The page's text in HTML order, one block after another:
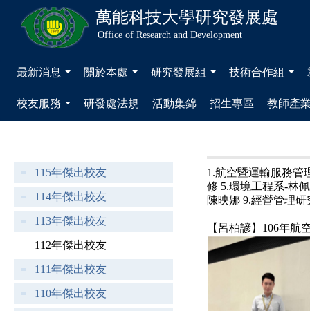
萬能科技大學研究發展處
Office of Research and Development
最新消息 關於本處 研究發展組 技術合作組
校友服務 研發處法規 活動集錦 招生專區 教師產
115年傑出校友
114年傑出校友
113年傑出校友
112年傑出校友
111年傑出校友
110年傑出校友
1.航空暨運輸服務管
修 5.環境工程系-林
陳映娜 9.經營管理
【呂柏諺】106年航